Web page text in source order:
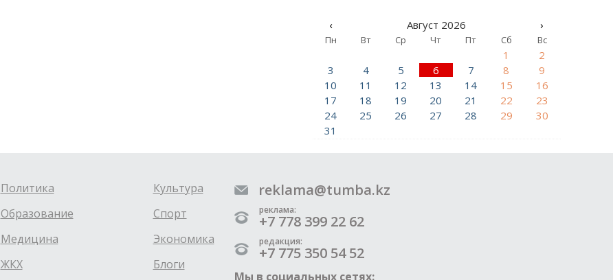
‹ Август 2026 ›
Пн Вт Ср Чт Пт Сб Вс
1
2
3
4 5 6 7 8
9
10
11 12 13 14 15
16
17
18 19 20 21 22
23
24
25 26 27 28 29
30
31
Политика
Образование
Медицина
ЖКХ
Культура
Спорт
Экономика
Блоги
reklama@tumba.kz
реклама:
+7 778 399 22 62
редакция:
+7 775 350 54 52
Мы в социальных сетях: